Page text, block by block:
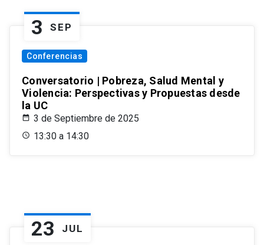
3 SEP
Conferencias
Conversatorio | Pobreza, Salud Mental y
Violencia: Perspectivas y Propuestas desde
la UC
3 de Septiembre de 2025
13:30 a 14:30
23 JUL